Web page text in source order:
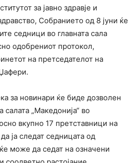
за јавно здравје и
Собранието од 8 јуни ќе
седници во главната сала
одобрениот протокол,
на претседателот на
за новинари ќе биде дозволен
салата „Македонија“ во
вкупно 17 претставници на
ја следат седницата од
може да седат на означени